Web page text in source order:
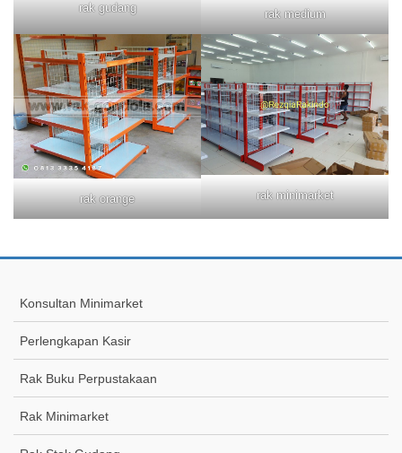
rak gudang rak medium
rak orange rak minimarket
Konsultan Minimarket
Perlengkapan Kasir
Rak Buku Perpustakaan
Rak Minimarket